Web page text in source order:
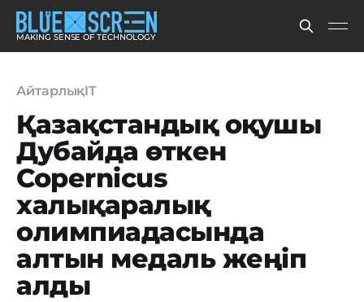
MAKING SENSE OF TECHNOLOGY
АйтарлықIT
Қазақстандық оқушы
Дубайда өткен
Copernicus
халықаралық
олимпиадасында
алтын медаль жеңіп
алды